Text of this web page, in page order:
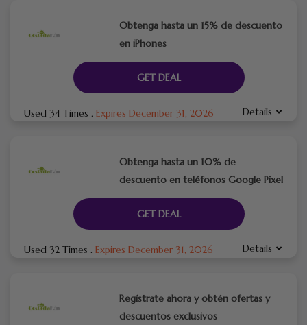
Obtenga hasta un 15% de descuento
en iPhones
GET DEAL
Used 34 Times . Expires December 31, 2026 Details
Obtenga hasta un 10% de
descuento en teléfonos Google Pixel
GET DEAL
Used 32 Times . Expires December 31, 2026 Details
Regístrate ahora y obtén ofertas y
descuentos exclusivos